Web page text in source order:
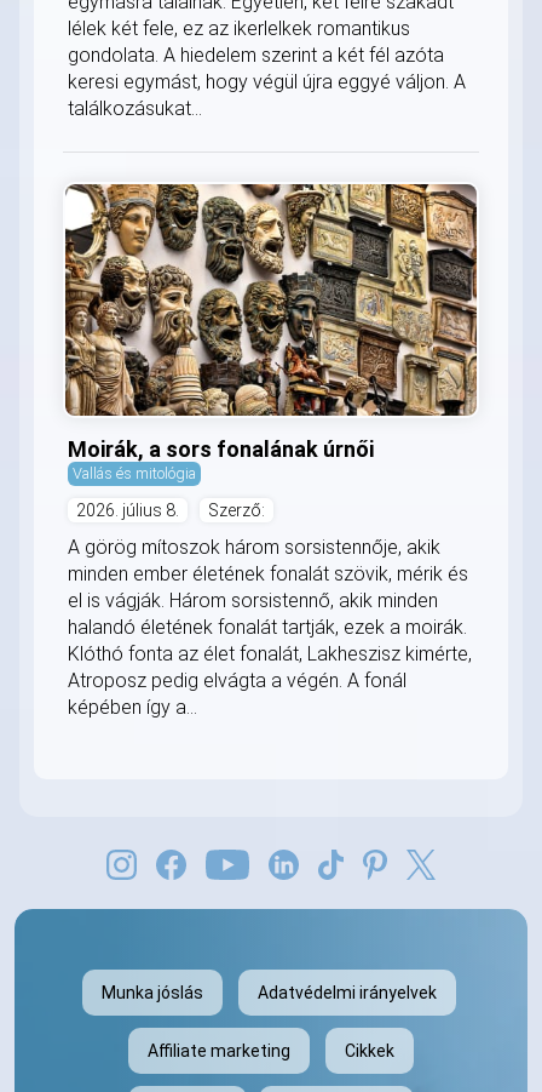
lélek két fele, ez az ikerlelkek romantikus
gondolata. A hiedelem szerint a két fél azóta
keresi egymást, hogy végül újra eggyé váljon. A
találkozásukat...
Moirák, a sors fonalának úrnői
Vallás és mitológia
2026. július 8. Szerző:
A görög mítoszok három sorsistennője, akik
minden ember életének fonalát szövik, mérik és
el is vágják. Három sorsistennő, akik minden
halandó életének fonalát tartják, ezek a moirák.
Klóthó fonta az élet fonalát, Lakheszisz kimérte,
Atroposz pedig elvágta a végén. A fonál
képében így a...
Munka jóslás Adatvédelmi irányelvek
Affiliate marketing Cikkek